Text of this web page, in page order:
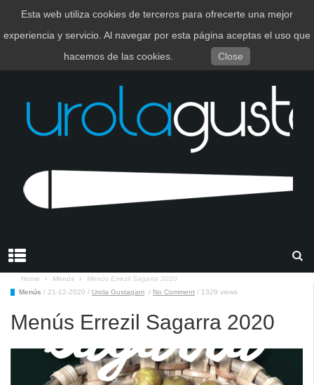
EUSKARA ESPAÑOL
Home Menús
Menús Errezil Sagarra 2020
Menús / 21-12-2020 / Urola Gustagarri / No Comment / 1329 views
Menús Errezil Sagarra 2020
Esta web utiliza cookies de terceros para ofrecerte una mejor
experiencia y servicio. Al navegar por esta página aceptas el uso que
hacemos de las cookies.
Close